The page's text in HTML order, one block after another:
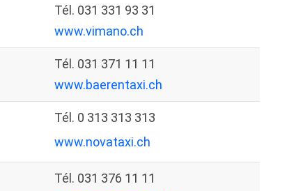
Tél. 031 331 93 31
www.vimano.ch
Tél. 031 371 11 11
www.baerentaxi.ch
Tél. 0 313 313 313
www.novataxi.ch
Tél. 031 376 11 11